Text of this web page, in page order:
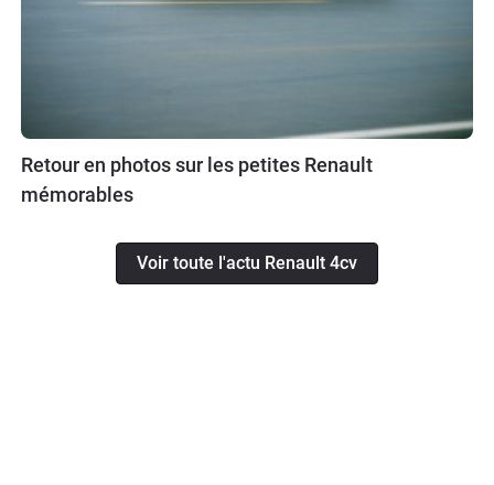
Retour en photos sur les petites Renault
mémorables
Voir toute l'actu Renault 4cv